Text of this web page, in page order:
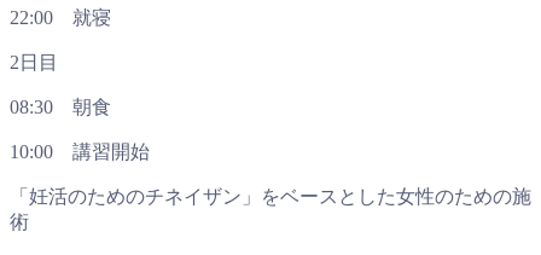
22:00 就寝
2日目
08:30 朝食
10:00 講習開始
「妊活のためのチネイザン」をベースとした女性のための施
術